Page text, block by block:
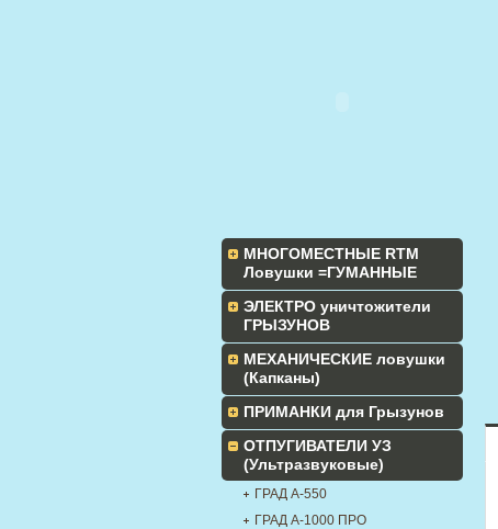
МНОГОМЕСТНЫЕ RTM
Ловушки =ГУМАННЫЕ
ЭЛЕКТРО уничтожители
ГРЫЗУНОВ
МЕХАНИЧЕСКИЕ ловушки
(Капканы)
ПРИМАНКИ для Грызунов
ОТПУГИВАТЕЛИ УЗ
(Ультразвуковые)
ГРАД А-550
ГРАД А-1000 ПРО